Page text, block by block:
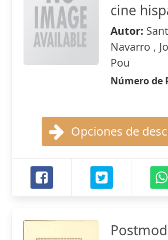
cine
Autor:
Navarro ,
Pou
Número de
Opciones de